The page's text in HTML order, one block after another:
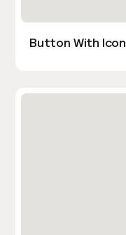
Button With Icon